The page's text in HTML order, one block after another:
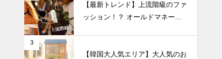
【最新トレンド】上流階級のファ
ッション！？ オールドマネール
3
【韓国大人気エリア】大人気のお